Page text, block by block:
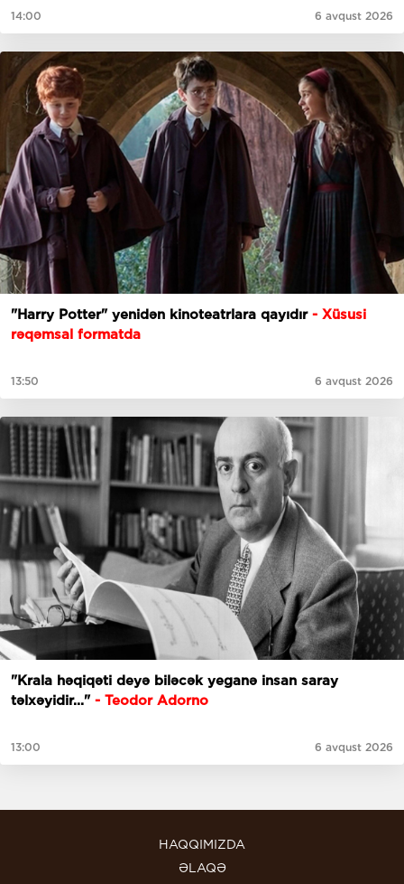
14:00 6 avqust 2026
"Harry Potter" yenidən kinoteatrlara qayıdır - Xüsusi
rəqəmsal formatda
13:50 6 avqust 2026
"Krala həqiqəti deyə biləcək yeganə insan saray
təlxəyidir..." - Teodor Adorno
13:00 6 avqust 2026
HAQQIMIZDA
ƏLAQƏ